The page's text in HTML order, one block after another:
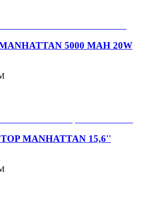
5000 MAH 20W
MANHATTAN 15,6''